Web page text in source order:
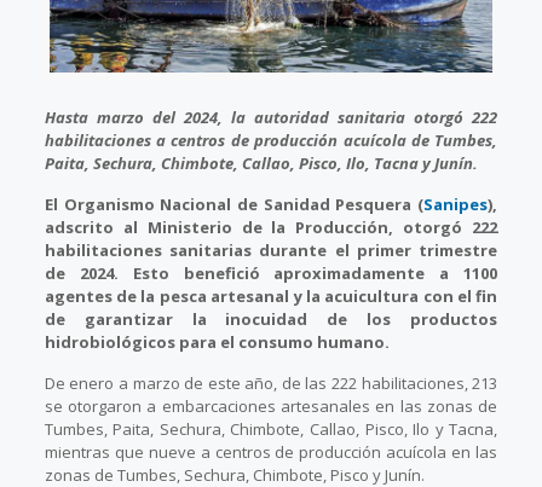
Hasta marzo del 2024, la autoridad sanitaria otorgó 222
habilitaciones a centros de producción acuícola de Tumbes,
Paita, Sechura, Chimbote, Callao, Pisco, Ilo, Tacna y Junín.
El Organismo Nacional de Sanidad Pesquera (Sanipes),
adscrito al Ministerio de la Producción, otorgó 222
habilitaciones sanitarias durante el primer trimestre
de 2024. Esto benefició aproximadamente a 1100
agentes de la pesca artesanal y la acuicultura con el fin
de garantizar la inocuidad de los productos
hidrobiológicos para el consumo humano.
De enero a marzo de este año, de las 222 habilitaciones, 213
se otorgaron a embarcaciones artesanales en las zonas de
Tumbes, Paita, Sechura, Chimbote, Callao, Pisco, Ilo y Tacna,
mientras que nueve a centros de producción acuícola en las
zonas de Tumbes, Sechura, Chimbote, Pisco y Junín.